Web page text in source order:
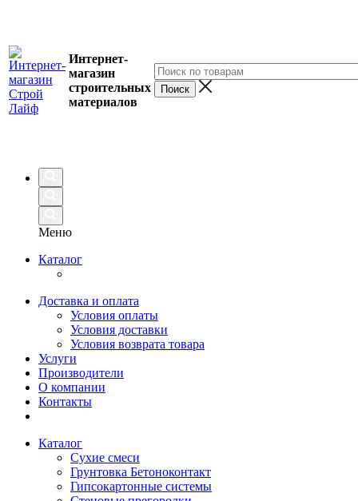
Интернет-
магазин
строительных
материалов
Меню
Каталог
Доставка и оплата
Условия оплаты
Условия доставки
Условия возврата товара
Услуги
Производители
О компании
Контакты
Каталог
Сухие смеси
Грунтовка Бетоноконтакт
Гипсокартонные системы